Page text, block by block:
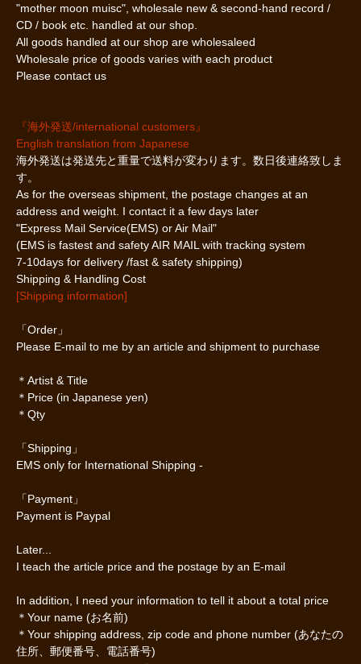
"mother moon muisc", wholesale new & second-hand record /
CD / book etc. handled at our shop.
All goods handled at our shop are wholesaleed
Wholesale price of goods varies with each product
Please contact us
『海外発送/international customers』
English translation from Japanese
海外発送は発送先と重量で送料が変わります。数日後連絡致しま
す。
As for the overseas shipment, the postage changes at an
address and weight. I contact it a few days later
"Express Mail Service(EMS) or Air Mail"
(EMS is fastest and safety AIR MAIL with tracking system
7-10days for delivery /fast & safety shipping)
Shipping & Handling Cost
[Shipping information]
「Order」
Please E-mail to me by an article and shipment to purchase
＊Artist & Title
＊Price (in Japanese yen)
＊Qty
「Shipping」
EMS only for International Shipping -
「Payment」
Payment is Paypal
Later...
I teach the article price and the postage by an E-mail
In addition, I need your information to tell it about a total price
＊Your name (お名前)
＊Your shipping address, zip code and phone number (あなたの
住所、郵便番号、電話番号)